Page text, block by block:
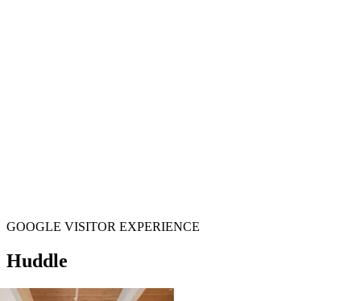
GOOGLE VISITOR EXPERIENCE
Huddle